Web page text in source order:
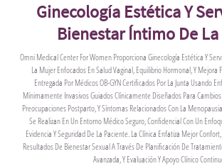
Ginecología Estética Y
Bienestar Íntimo De
Omni Medical Center For Women Proporciona Ginecología Estética Y
La Mujer Enfocados En Salud Vaginal, Equilibrio Hormonal, Y Mejora
Entregada Por Médicos OB-GYN Certificados Por La Junta Usando
Mínimamente Invasivos Guiados Clínicamente Diseñados Para
Preocupaciones Postparto, Y Síntomas Relacionados Con La
Se Realizan En Un Entorno Médico Seguro, Confidencial Con Un
Evidencia Y Seguridad De La Paciente. La Clínica Enfatiza Mejor
Resultados De Bienestar Sexual A Través De Planificación De
Avanzada, Y Evaluación Y Apoyo Clínico